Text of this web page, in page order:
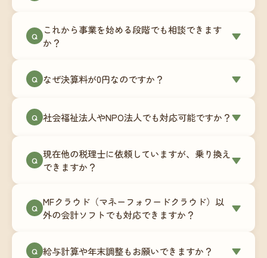
す。Zoomやチャットツールを使ったオンラインで
のやり取りが中心ですので、地域を問わずサポー
地域の事業者さまにご利用いただいています。
Q
これから事業を始める段階でも相談できます
か？
▼
180,000円〜）をご用意しています。事業計画の段
談にも対応しています。
Q なぜ決算料が0円なのですか？ ▼
次で進めています。そのため、決算時に追加の作
リプション型の料金体系を実現しています。年間
コストが事前にわかるので、資金繰りの見通しも
Q 社会福祉法人やNPO法人でも対応可能ですか？▼
は営利法人とは会計基準や監査要件が異なるた
め、別途お見積りとなります。まずはお気軽にご
Q 現在他の税理士に依頼していますが、乗り換え
できますか？
▼
ます。前任の税理士事務所との連携や、過去の帳
簿データの移行もお手伝いします。決算期のタイ
での変更も対応可能です。
Q MFクラウド（マネーフォワードクラウド）以
外の会計ソフトでも対応できますか？
▼
供しています。これから会計ソフトを導入される
Q 給与計算や年末調整もお願いできますか？ ▼